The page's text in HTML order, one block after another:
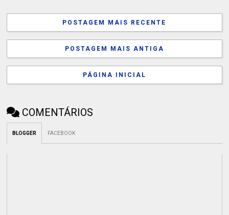
POSTAGEM MAIS RECENTE
POSTAGEM MAIS ANTIGA
PÁGINA INICIAL
COMENTÁRIOS
BLOGGER FACEBOOK